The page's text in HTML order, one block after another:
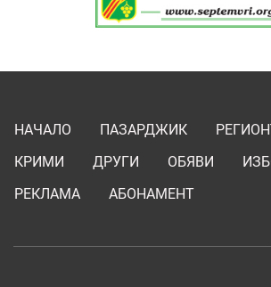
НАЧАЛО ПАЗАРДЖИК
КРИМИ
ДРУГИ ОБЯВИ
РЕКЛАМА
АБОНАМЕНТ